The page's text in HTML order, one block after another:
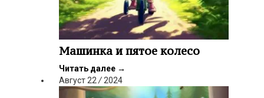
Машинка и пятое колесо
Читать далее →
Август22/2024